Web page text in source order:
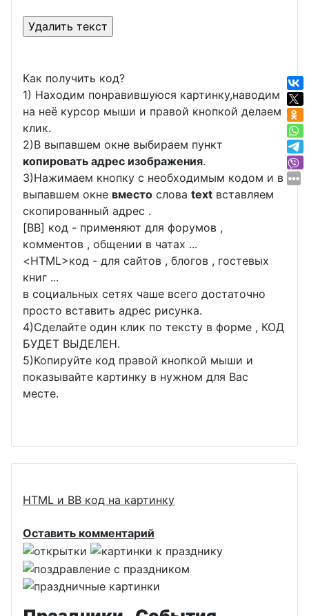
Как получить код?
1) Находим понравившуюся картинку,наводим
на неё курсор мыши и правой кнопкой делаем
клик.
2)В выпавшем окне выбираем пункт
копировать адрес изображения.
3)Нажимаем кнопку с необходимым кодом и в
выпавшем окне вместо слова text вставляем
скопированный адрес .
[BB] код - применяют для форумов ,
комментов , общении в чатах ...
<HTML>код - для сайтов , блогов , гостевых
книг ...
в социальных сетях чаше всего достаточно
просто вставить адрес рисунка.
4)Сделайте один клик по тексту в форме , КОД
БУДЕТ ВЫДЕЛЕН.
5)Копируйте код правой кнопкой мыши и
показывайте картинку в нужном для Вас
месте.
HTML и BB код на картинку
Оставить комментарий